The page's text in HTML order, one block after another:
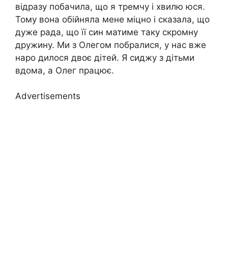
відразу побачила, що я тремчу і хвилю юся.
Тому вона обійняла мене міцно і сказала, що
дуже рада, що її син матиме таку скромну
дружину. Ми з Олегом побралися, у нас вже
наро дилося двоє дітей. Я сиджу з дітьми
вдома, а Олег працює.
Advertisements